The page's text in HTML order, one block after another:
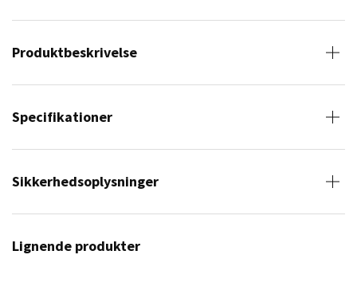
Produktbeskrivelse
Specifikationer
Sikkerhedsoplysninger
Lignende produkter